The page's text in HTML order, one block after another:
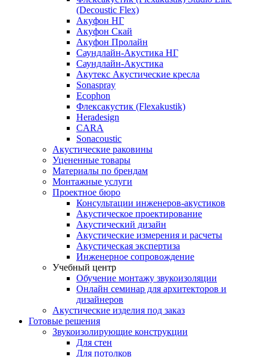
(Decoustic Flex)
Акуфон НГ
Акуфон Скай
Акуфон Пролайн
Саундлайн-Акустика НГ
Саундлайн-Акустика
Акутекс Акустические кресла
Sonaspray
Ecophon
Флексакустик (Flexakustik)
Heradesign
CARA
Sonacoustic
Акустические раковины
Уцененные товары
Материалы по брендам
Монтажные услуги
Проектное бюро
Консультации инженеров-акустиков
Акустическое проектирование
Акустический дизайн
Акустические измерения и расчеты
Акустическая экспертиза
Инженерное сопровождение
Учебный центр
Обучение монтажу звукоизоляции
Онлайн семинар для архитекторов и
дизайнеров
Акустические изделия под заказ
Готовые решения
Звукоизолирующие конструкции
Для стен
Для потолков